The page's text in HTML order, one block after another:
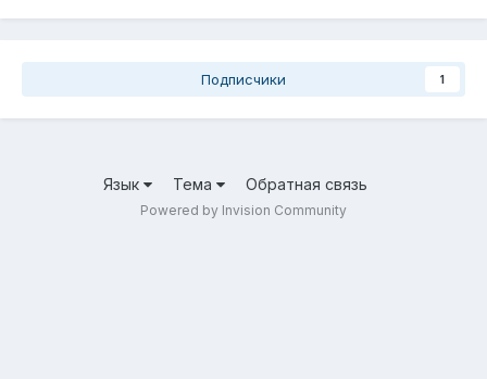
Подписчики 1
Язык Тема Обратная связь
Powered by Invision Community